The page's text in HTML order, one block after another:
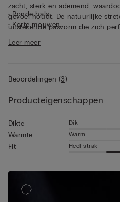
zacht, sterk en ademend,
gevoel houdt. De natuurlijke
uitstekende pasvorm die zich
waardoor je altijd vrij kunt
korte mouwen valt op door zijn
• Ronde hals
• Korte mouwen
• Het model is 185 cm lang en
Leer meer
Beoordelingen (3)
Producteigenschappen
Dikte Dik
Warmte Warm
Fit Heel strak